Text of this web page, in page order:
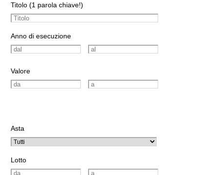
Titolo (1 parola chiave!)
Anno di esecuzione
Valore
Asta
Lotto